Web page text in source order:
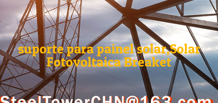
suporte para painel solar,Solar
Fotovoltaica Breaket